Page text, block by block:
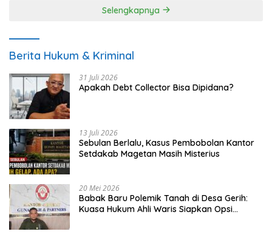
Selengkapnya
Berita Hukum & Kriminal
31 Juli 2026
Apakah Debt Collector Bisa Dipidana?
13 Juli 2026
Sebulan Berlalu, Kasus Pembobolan Kantor
Setdakab Magetan Masih Misterius
20 Mei 2026
Babak Baru Polemik Tanah di Desa Gerih:
Kuasa Hukum Ahli Waris Siapkan Opsi